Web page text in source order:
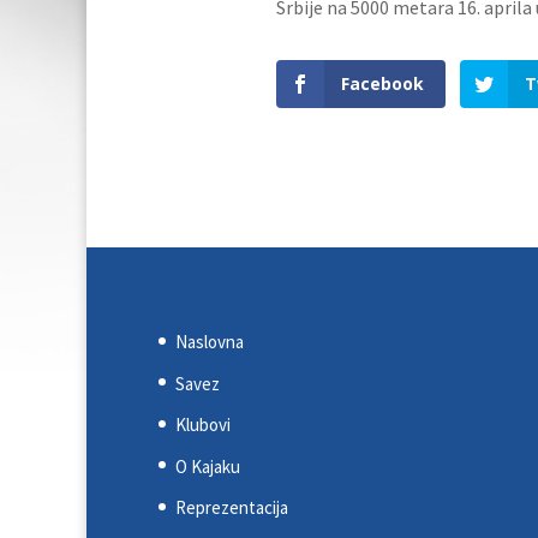
Srbije na 5000 metara 16. aprila
Facebook
Naslovna
Savez
Klubovi
O Kajaku
Reprezentacija